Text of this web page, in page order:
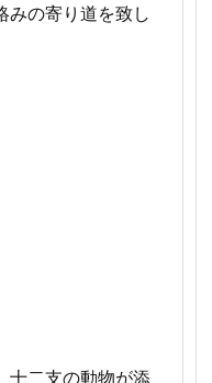
みの寄り道を致し
十二支の動物が添